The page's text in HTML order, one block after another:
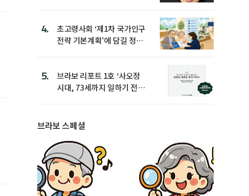
4.
초고령사회 ‘제1차 국가인구
전략 기본계획’에 담길 정책
5.
브라보 리포트 1호 ‘사오정
시대, 73세까지 일하기 전략’
브라보 스페셜